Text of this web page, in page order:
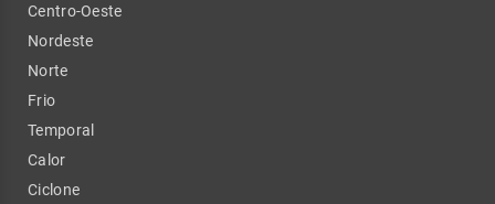
Centro-Oeste
Nordeste
Norte
Frio
Temporal
Calor
Ciclone